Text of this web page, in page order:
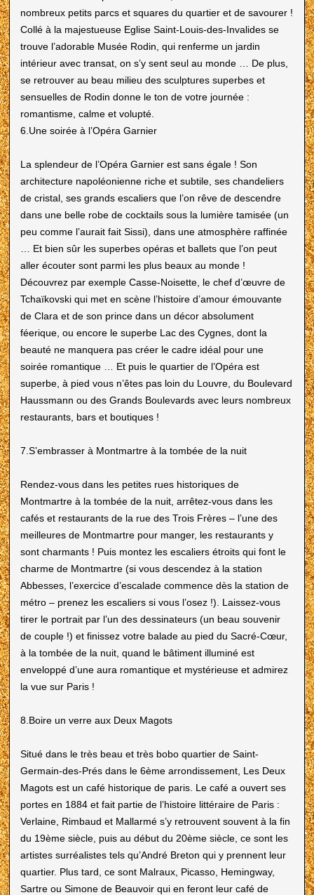
nombreux petits parcs et squares du quartier et de savourer !
Collé à la majestueuse Eglise Saint-Louis-des-Invalides se
trouve l’adorable Musée Rodin, qui renferme un jardin
intérieur avec transat, on s’y sent seul au monde … De plus,
se retrouver au beau milieu des sculptures superbes et
sensuelles de Rodin donne le ton de votre journée :
romantisme, calme et volupté.
6.Une soirée à l’Opéra Garnier
La splendeur de l’Opéra Garnier est sans égale ! Son
architecture napoléonienne riche et subtile, ses chandeliers
de cristal, ses grands escaliers que l’on rêve de descendre
dans une belle robe de cocktails sous la lumière tamisée (un
peu comme l’aurait fait Sissi), dans une atmosphère raffinée
… Et bien sûr les superbes opéras et ballets que l’on peut
aller écouter sont parmi les plus beaux au monde !
Découvrez par exemple Casse-Noisette, le chef d’œuvre de
Tchaïkovski qui met en scène l’histoire d’amour émouvante
de Clara et de son prince dans un décor absolument
féerique, ou encore le superbe Lac des Cygnes, dont la
beauté ne manquera pas créer le cadre idéal pour une
soirée romantique … Et puis le quartier de l’Opéra est
superbe, à pied vous n’êtes pas loin du Louvre, du Boulevard
Haussmann ou des Grands Boulevards avec leurs nombreux
restaurants, bars et boutiques !
7.S’embrasser à Montmartre à la tombée de la nuit
Rendez-vous dans les petites rues historiques de
Montmartre à la tombée de la nuit, arrêtez-vous dans les
cafés et restaurants de la rue des Trois Frères – l’une des
meilleures de Montmartre pour manger, les restaurants y
sont charmants ! Puis montez les escaliers étroits qui font le
charme de Montmartre (si vous descendez à la station
Abbesses, l’exercice d’escalade commence dès la station de
métro – prenez les escaliers si vous l’osez !). Laissez-vous
tirer le portrait par l’un des dessinateurs (un beau souvenir
de couple !) et finissez votre balade au pied du Sacré-Cœur,
à la tombée de la nuit, quand le bâtiment illuminé est
enveloppé d’une aura romantique et mystérieuse et admirez
la vue sur Paris !
8.Boire un verre aux Deux Magots
Situé dans le très beau et très bobo quartier de Saint-
Germain-des-Prés dans le 6ème arrondissement, Les Deux
Magots est un café historique de paris. Le café a ouvert ses
portes en 1884 et fait partie de l’histoire littéraire de Paris :
Verlaine, Rimbaud et Mallarmé s’y retrouvent souvent à la fin
du 19ème siècle, puis au début du 20ème siècle, ce sont les
artistes surréalistes tels qu’André Breton qui y prennent leur
quartier. Plus tard, ce sont Malraux, Picasso, Hemingway,
Sartre ou Simone de Beauvoir qui en feront leur café de